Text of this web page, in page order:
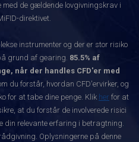
med de gældende lovgivningskrav i
direktivet.
instrumenter og der er stor risiko
grund af gearing. 85.5% af
når der handles CFD'er med
du forstår, hvordan CFD'ervirker, og
for at tabe dine penge. Klik her for at
at du forstår de involverede risici
din relevante erfaring i betragtning.
Oplysningerne på denne